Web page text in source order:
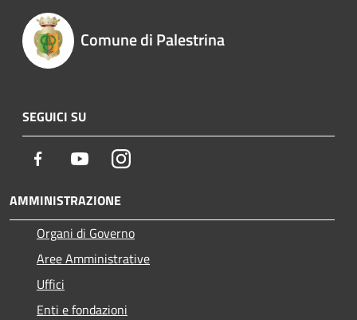
Comune di Palestrina
SEGUICI SU
Facebook YoutubeInstagram
AMMINISTRAZIONE
Organi di Governo
Aree Amministrative
Uffici
Enti e fondazioni